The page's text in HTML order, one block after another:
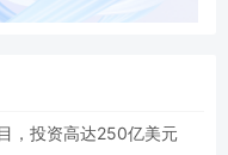
，投资高达250亿美元